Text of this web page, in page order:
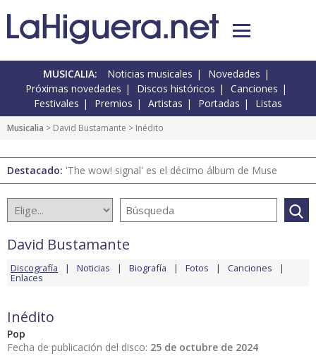
MUSICALIA: Noticias musicales
Novedades
Próximas novedades
Discos históricos
Canciones
Festivales
Premios Artistas Portadas Listas
Musicalia > David Bustamante > Inédito
Destacado: 'The wow! signal' es el décimo álbum de Muse
David Bustamante
Discografía Noticias Biografía Fotos Canciones
Enlaces
Inédito
Pop
Fecha de publicación del disco: 25 de octubre de 2024